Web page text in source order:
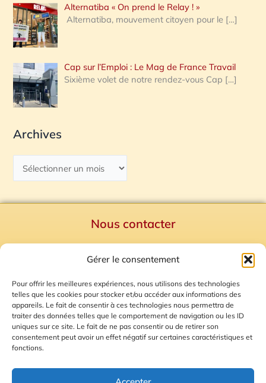
Gérer le consentement
Pour offrir les meilleures expériences, nous utilisons des technologies
telles que les cookies pour stocker et/ou accéder aux informations des
appareils. Le fait de consentir à ces technologies nous permettra de
traiter des données telles que le comportement de navigation ou les ID
uniques sur ce site. Le fait de ne pas consentir ou de retirer son
consentement peut avoir un effet négatif sur certaines caractéristiques et
fonctions.
Alternatiba « On prend le Relay ! »
Alternatiba, mouvement citoyen pour le […]
Cap sur l’Emploi : Le Mag de France Travail
Sixième volet de notre rendez-vous Cap […]
Archives
Nous contacter
Mentions Légales
Plan du site
Gestion des Cookies